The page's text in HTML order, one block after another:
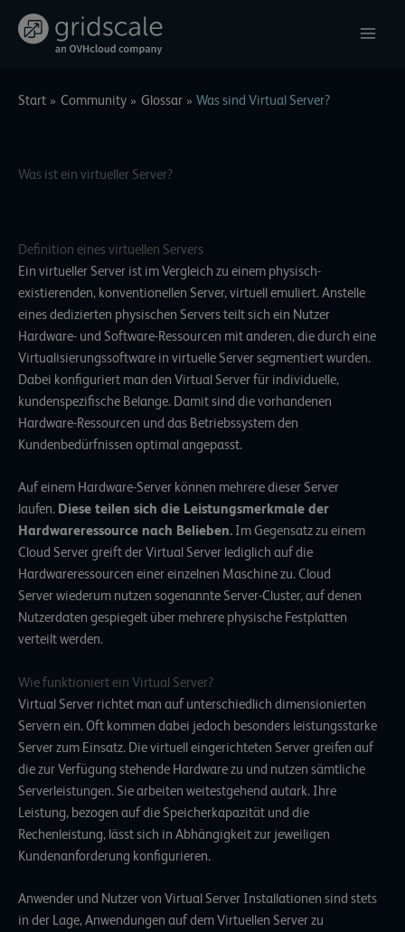
Inhalt
Start Community Glossar Was sind Virtual Server?
Was ist ein virtueller Server?
Definition eines virtuellen Servers
Ein virtueller Server ist im Vergleich zu einem physisch-
existierenden, konventionellen Server, virtuell emuliert. Anstelle
eines dedizierten physischen Servers teilt sich ein Nutzer
Hardware- und Software-Ressourcen mit anderen, die durch eine
Virtualisierungssoftware in virtuelle Server segmentiert wurden.
Dabei konfiguriert man den Virtual Server für individuelle,
kundenspezifische Belange. Damit sind die vorhandenen
Hardware-Ressourcen und das Betriebssystem den
Kundenbedürfnissen optimal angepasst.
Auf einem Hardware-Server können mehrere dieser Server
laufen. Diese teilen sich die Leistungsmerkmale der
Hardwareressource nach Belieben. Im Gegensatz zu einem
Cloud Server greift der Virtual Server lediglich auf die
Hardwareressourcen einer einzelnen Maschine zu.Cloud
Serverwiederum nutzen sogenannte Server-Cluster, auf denen
Nutzerdaten gespiegelt über mehrere physische Festplatten
verteilt werden.
Wie funktioniert ein Virtual Server?
Virtual Server richtet man auf unterschiedlich dimensionierten
Servern ein. Oft kommen dabei jedoch besonders leistungsstarke
Server zum Einsatz. Die virtuell eingerichteten Server greifen auf
die zur Verfügung stehende Hardware zu und nutzen sämtliche
Serverleistungen. Sie arbeiten weitestgehend autark. Ihre
Leistung, bezogen auf die Speicherkapazität und die
Rechenleistung, lässt sich in Abhängigkeit zur jeweiligen
Kundenanforderung konfigurieren.
Anwender und Nutzer von Virtual Server Installationen sind stets
in der Lage, Anwendungen auf dem Virtuellen Server zu